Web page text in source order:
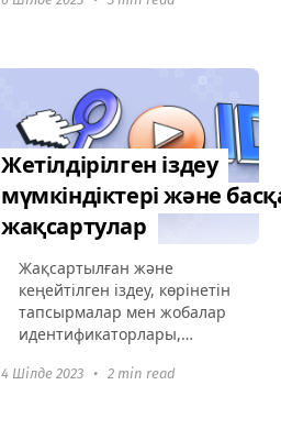
тапсырмалармен жылдам
әрі оңай синхрондаңыз,
қарапайым
автоматтандырумен.
Жетілдірілген іздеу
мүмкіндіктері және
жақсартулар
Жақсартылған және
кеңейтілген іздеу, көрінетін
тапсырмалар мен жобалар
идентификаторлары,
тапсырмаларды көшіру
4 Шілде 2023 • 2 min read